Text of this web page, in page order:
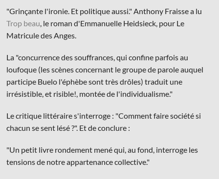
© Les Éditions du Faubourg 2026
42 rue Planchat 75020 Paris
Fondatrice :Sophie Caillat
CGV
•Mentions légales • Politique de confidentialité
"Grinçante l'ironie. Et politique aussi." Anthony Fraisse a lu
Trop beau, le roman d'Emmanuelle Heidsieck, pour Le
Matricule des Anges.
La "concurrence des souffrances, qui confine parfois au
loufoque (les scènes concernant le groupe de parole auquel
participe Buelo l'éphèbe sont très drôles) traduit une
irrésistible, et risible!, montée de l'individualisme."
Le critique littéraire s'interroge : "Comment faire société si
chacun se sent lésé ?". Et de conclure :
"Un petit livre rondement mené qui, au fond, interroge les
tensions de notre appartenance collective."